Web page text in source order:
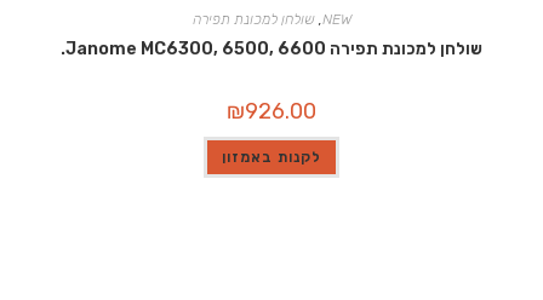
NEW
,שולחן למכונת תפירה
שולחן למכונת תפירה Janome MC6300, 6500, 6600.
₪926.00
לקנות באמזון